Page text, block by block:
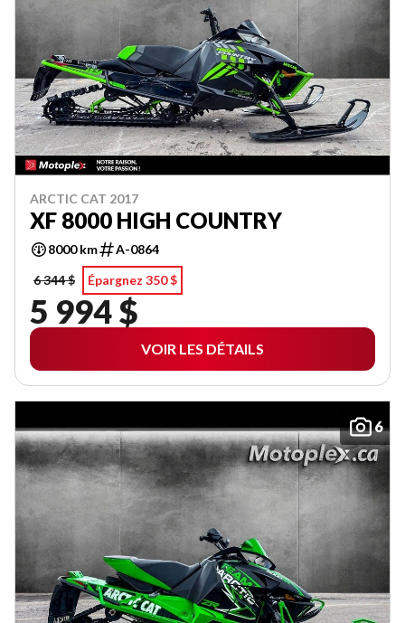
ARCTIC CAT 2017
XF 8000 HIGH COUNTRY
8000 km
A-0864
6 344 $
Épargnez 350 $
5 994 $
VOIR LES DÉTAILS
6